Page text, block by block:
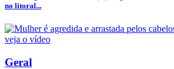
no litoral...
Geral